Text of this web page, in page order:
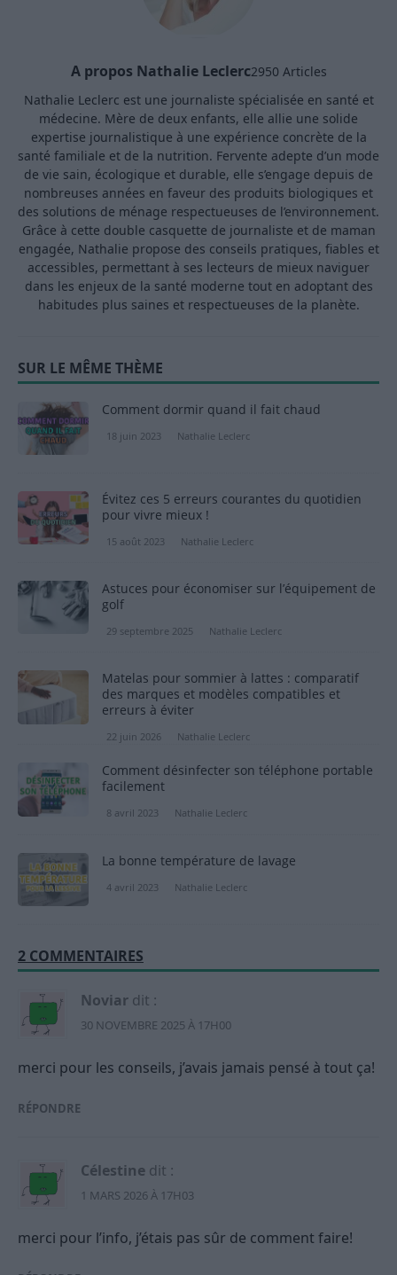
A propos Nathalie Leclerc2950 Articles
Nathalie Leclerc est une journaliste spécialisée en santé et
médecine. Mère de deux enfants, elle allie une solide
expertise journalistique à une expérience concrète de la
santé familiale et de la nutrition. Fervente adepte d’un mode
de vie sain, écologique et durable, elle s’engage depuis de
nombreuses années en faveur des produits biologiques et
des solutions de ménage respectueuses de l’environnement.
Grâce à cette double casquette de journaliste et de maman
engagée, Nathalie propose des conseils pratiques, fiables et
accessibles, permettant à ses lecteurs de mieux naviguer
dans les enjeux de la santé moderne tout en adoptant des
habitudes plus saines et respectueuses de la planète.
SUR LE MÊME THÈME
Comment dormir quand il fait chaud
18 juin 2023 Nathalie Leclerc
Évitez ces 5 erreurs courantes du quotidien
pour vivre mieux !
15 août 2023 Nathalie Leclerc
Astuces pour économiser sur l’équipement de
golf
29 septembre 2025 Nathalie Leclerc
Matelas pour sommier à lattes : comparatif
des marques et modèles compatibles et
erreurs à éviter
22 juin 2026 Nathalie Leclerc
Comment désinfecter son téléphone portable
facilement
8 avril 2023 Nathalie Leclerc
La bonne température de lavage
4 avril 2023 Nathalie Leclerc
2 COMMENTAIRES
Noviar dit :
30 NOVEMBRE 2025 À 17H00
merci pour les conseils, j’avais jamais pensé à tout ça!
RÉPONDRE
Célestine dit :
1 MARS 2026 À 17H03
merci pour l’info, j’étais pas sûr de comment faire!